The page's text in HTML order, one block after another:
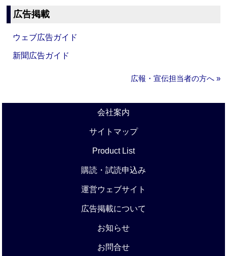
広告掲載
ウェブ広告ガイド
新聞広告ガイド
広報・宣伝担当者の方へ »
会社案内
サイトマップ
Product List
購読・試読申込み
運営ウェブサイト
広告掲載について
お知らせ
お問合せ